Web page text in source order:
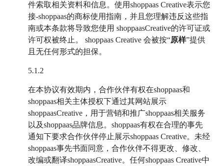
件索取相关资料和信息。使用shoppaas Creative表示您
接-shoppaas的商标使用指南，并且您理解违反这些指
南或本条款将导致您使用 shoppaasCreative的许可证或
许可权被终止。 shoppaas Creative 会被按“原样”提供
且无任何形式的担保。
5.1.2
在本协议有效期内，合作伙伴有权在shoppaas和
shoppaas相关主体授权下通过其网站展示
shoppaasCreative，用于营销和推广shoppaas相关服务
以及shoppaas品牌信息。shoppaas有权在合理的事先
通知下要求合作伙伴停止展示shoppaas Creative。未经
shoppaas事先书面同意，合作伙伴不得更改、修改、
改编或翻译shoppaasCreative。任何shoppaas Creative中